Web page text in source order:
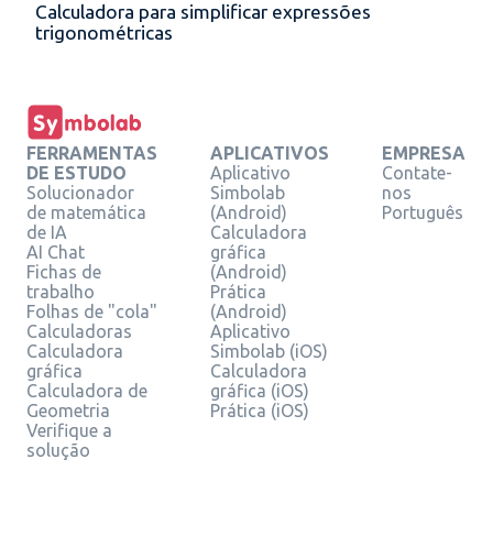
Calculadora para simplificar expressões
trigonométricas
FERRAMENTAS
DE ESTUDO
Solucionador
de matemática
de IA
AI Chat
Fichas de
trabalho
Folhas de "cola"
Calculadoras
Calculadora
gráfica
Calculadora de
Geometria
Verifique a
solução
APLICATIVOS
Aplicativo
Simbolab
(Android)
Calculadora
gráfica
(Android)
Prática
(Android)
Aplicativo
Simbolab (iOS)
Calculadora
gráfica (iOS)
Prática (iOS)
EMPRESA
Contate-
nos
Português